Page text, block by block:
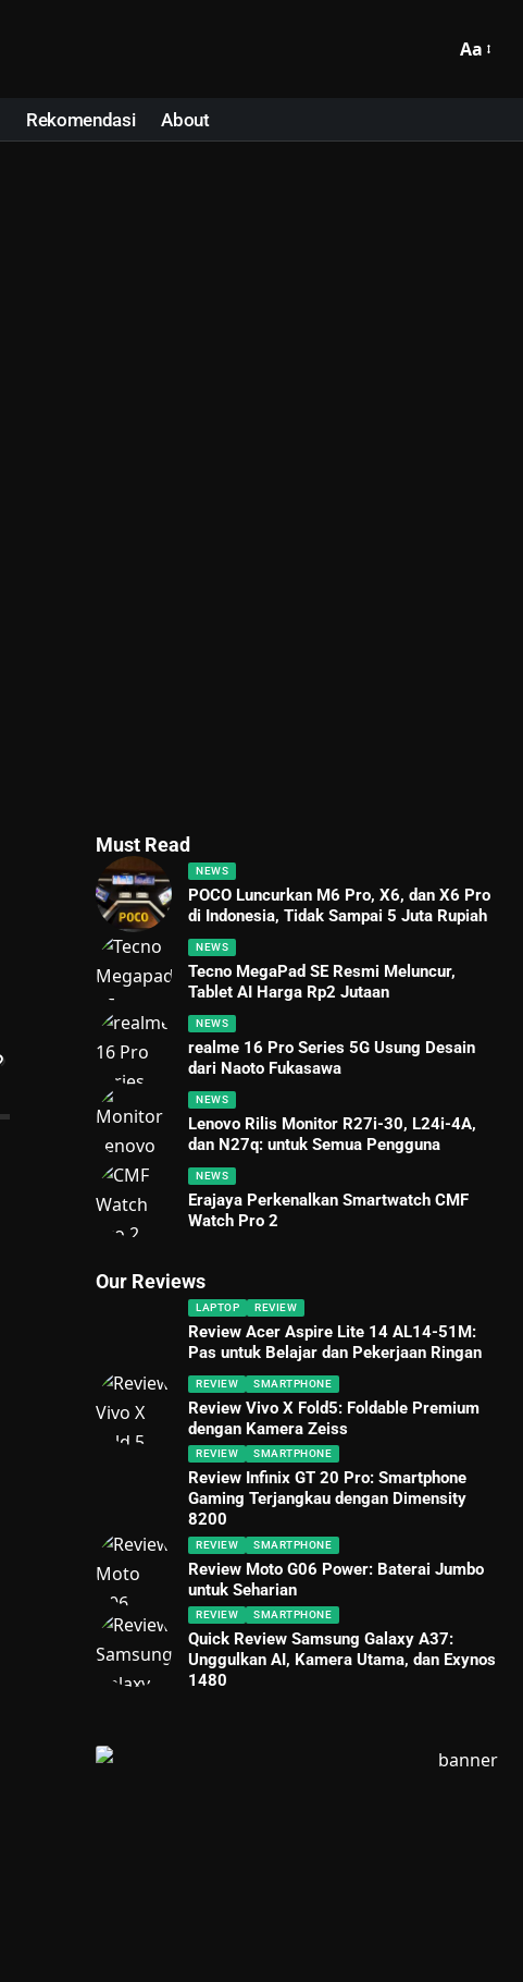
Aa
Rekomendasi About
Must Read
NEWS
POCO Luncurkan M6 Pro, X6, dan X6 Pro
di Indonesia, Tidak Sampai 5 Juta Rupiah
NEWS
Tecno MegaPad SE Resmi Meluncur,
Tablet AI Harga Rp2 Jutaan
NEWS
realme 16 Pro Series 5G Usung Desain
dari Naoto Fukasawa
NEWS
Lenovo Rilis Monitor R27i-30, L24i-4A,
dan N27q: untuk Semua Pengguna
NEWS
Erajaya Perkenalkan Smartwatch CMF
Watch Pro 2
Our Reviews
LAPTOP REVIEW
Review Acer Aspire Lite 14 AL14-51M:
Pas untuk Belajar dan Pekerjaan Ringan
REVIEW SMARTPHONE
Review Vivo X Fold5: Foldable Premium
dengan Kamera Zeiss
REVIEW SMARTPHONE
Review Infinix GT 20 Pro: Smartphone
Gaming Terjangkau dengan Dimensity
8200
REVIEW SMARTPHONE
Review Moto G06 Power: Baterai Jumbo
untuk Seharian
REVIEW SMARTPHONE
Quick Review Samsung Galaxy A37:
Unggulkan AI, Kamera Utama, dan Exynos
1480